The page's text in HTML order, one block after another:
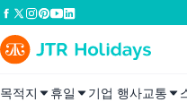
목적지 휴일 기업 행사교통